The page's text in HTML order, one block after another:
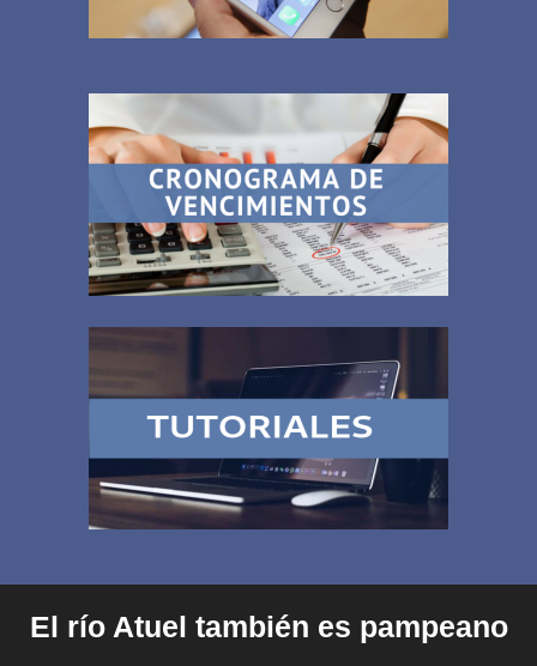
El río Atuel también es pampeano